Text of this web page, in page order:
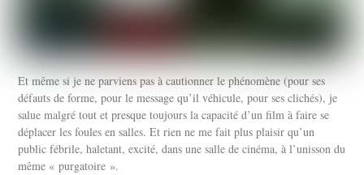
Et même si je ne parviens pas à cautionner le phénomène (pour ses
défauts de forme, pour le message qu’il véhicule, pour ses clichés), je
salue malgré tout et presque toujours la capacité d’un film à faire se
déplacer les foules en salles. Et rien ne me fait plus plaisir qu’un
public fébrile, haletant, excité, dans une salle de cinéma, à l’unisson du
même « purgatoire ».